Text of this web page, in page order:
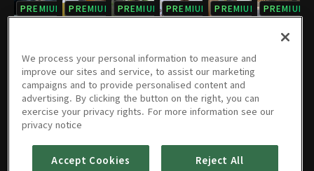
PREMIUM PREMIUM PREMIUM PREMIUM PREMIUM PREMIUM
PREMIUM
19회
05/08/2025 • 29분
PREMIUM
20회
PREMIUM
21회
PREMIUM
22회
PREMIUM
23회 24회
We process your personal information to measure and
improve our sites and service, to assist our marketing
campaigns and to provide personalised content and
advertising. By clicking the button on the right, you can
exercise your privacy rights. For more information see our
privacy notice
Accept Cookies Reject All